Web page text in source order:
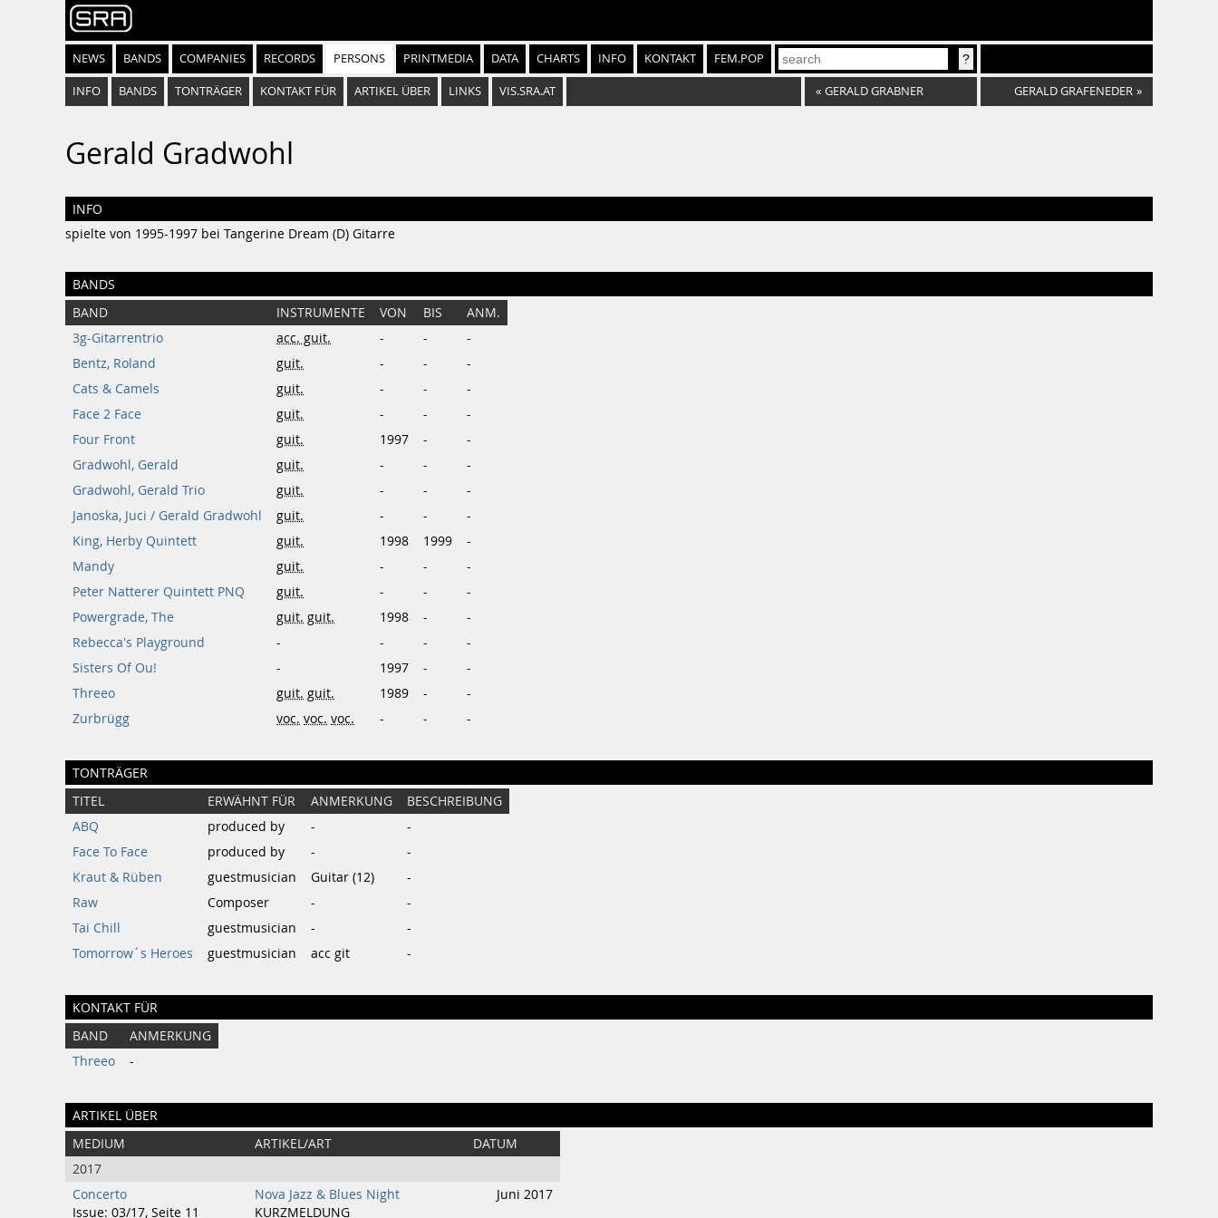
NEWS BANDS COMPANIES RECORDS PERSONS PRINTMEDIA DATA CHARTS INFO KONTAKT FEM.POP
INFO BANDS TONTRÄGER KONTAKT FÜR ARTIKEL ÜBER LINKS VIS.SRA.AT « GERALD GRABNER GERALD GRAFENEDER »
Gerald Gradwohl
INFO
spielte von 1995-1997 bei Tangerine Dream (D) Gitarre
BANDS
BAND INSTRUMENTE VON BIS
ANM.
3g-Gitarrentrio
acc. guit. - -
-
Bentz, Roland
guit. - -
-
Cats & Camels
guit. - -
-
Face 2 Face
guit. - -
-
Four Front
guit. 1997 -
-
Gradwohl, Gerald
guit. - -
-
Gradwohl, Gerald Trio
guit. - -
-
Janoska, Juci / Gerald Gradwohl
guit. - -
-
King, Herby Quintett
guit. 1998 1999
-
Mandy
guit. - -
-
Peter Natterer Quintett PNQ
guit. - -
-
Powergrade, The
guit. guit. 1998 -
-
Rebecca's Playground
- - -
-
Sisters Of Ou!
- 1997 -
-
Threeo
guit. guit. 1989 -
-
Zurbrügg
voc. voc. voc. - - -
TONTRÄGER
TITEL ERWÄHNT FÜR ANMERKUNG
BESCHREIBUNG
ABQ
produced by -
-
Face To Face
produced by -
-
Kraut & Rüben
guestmusician Guitar (12)
-
Raw
Composer -
-
Tai Chill
guestmusician -
-
Tomorrow´s Heroes
guestmusician acc git -
KONTAKT FÜR
BAND
ANMERKUNG
Threeo
-
ARTIKEL ÜBER
MEDIUM ARTIKEL/ART
DATUM
2017
Concerto
Issue: 03/17, Seite 11
Nova Jazz & Blues Night
KURZMELDUNG
Juni 2017